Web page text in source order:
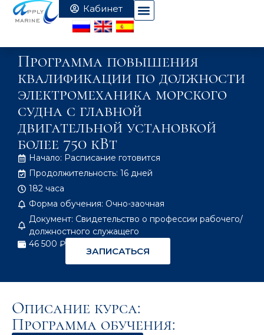
Программа повышения
квалификации по должности
электромеханика морского
судна с главной
двигательной установкой
более 750 кВт
Начало: Расписание готовится
Продолжительность: 16 дней
182 часа
Форма обучения: Очно-заочная
Документ: Свидетельство о профессии рабочего/
должностного служащего
46 500 ₽
ЗАПИСАТЬСЯ
Описание курса:
Программа обучения: